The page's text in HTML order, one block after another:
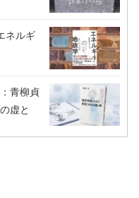
ネルギ
青柳貞
虚と